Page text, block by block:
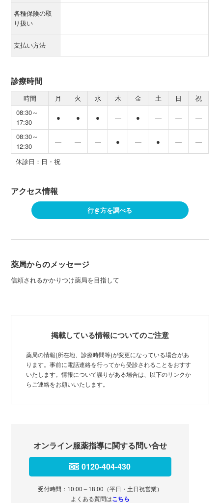
各種保険の取
り扱い
支払い方法
診療時間
時間 月 火 水 木 金 土 日
祝
08:30～
17:30
● ● ● ― ● ― ― ―
08:30～
12:30
― ― ― ● ― ● ― ―
休診日：日・祝
アクセス情報
行き方を調べる
薬局からのメッセージ
信頼されるかかりつけ薬局を目指して
掲載している情報についてのご注意
薬局の情報(所在地、診療時間等)が変更になっている場合があ
ります。事前に電話連絡を行ってから受診されることをおすす
いたします。情報について誤りがある場合は、以下のリンクか
らご連絡をお願いいたします。
オンライン服薬指導に関する問い合せ
0120-404-430
受付時間：10:00～18:00（平日・土日祝営業）
よくある質問はこちら